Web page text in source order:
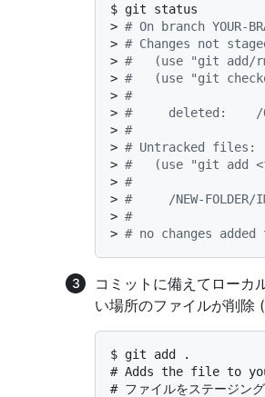
$ git status
> # On branch YOUR-
> # Changes not
> #   (use "git add/
> #   (use "git
> #
> #     deleted:    /
> #
> # Untracked files:
> #   (use "git add
> #
> #     /NEW-FOLDER/
> #
> # no changes
コミットに備えてローカ
い場所のファイルが削除 (
$ git add .
# Adds the file to
# ファイルをステージン